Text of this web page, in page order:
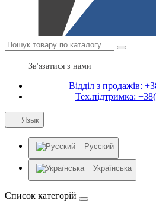
Зв'язатися з нами
Відділ з продажів:
Тех.підтримка:
Язык
Русский
Українська
Список категорій